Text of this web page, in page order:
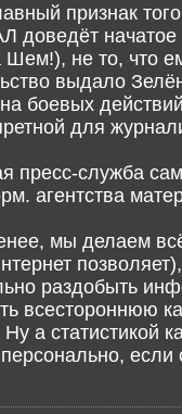
признак
доведёт
Шем!), не то, что
выдало
боевых
для
пресс-служба
агентства
мы делаем
раздобыть
всестороннюю
Ну а статистикой
если